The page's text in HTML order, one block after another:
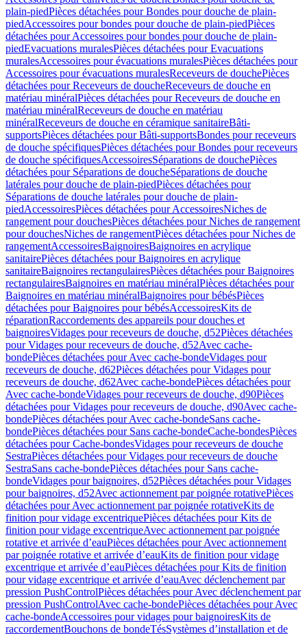
plain-piedPièces détachées pour Bondes pour douche de plain-
piedAccessoires pour bondes pour douche de plain-piedPièces
détachées pour Accessoires pour bondes pour douche de plain-
piedEvacuations muralesPièces détachées pour Evacuations
muralesAccessoires pour évacuations muralesPièces détachées pour
Accessoires pour évacuations muralesReceveurs de douchePièces
détachées pour Receveurs de doucheReceveurs de douche en
matériau minéralPièces détachées pour Receveurs de douche en
matériau minéralReceveurs de douche en matériau
minéralReceveurs de douche en céramique sanitaireBâti-
supportsPièces détachées pour Bâti-supportsBondes pour receveurs
de douche spécifiquesPièces détachées pour Bondes pour receveurs
de douche spécifiquesAccessoiresSéparations de douchePièces
détachées pour Séparations de doucheSéparations de douche
latérales pour douche de plain-piedPièces détachées pour
Séparations de douche latérales pour douche de plain-
piedAccessoiresPièces détachées pour AccessoiresNiches de
rangement pour douchesPièces détachées pour Niches de rangement
pour douchesNiches de rangementPièces détachées pour Niches de
rangementAccessoiresBaignoiresBaignoires en acrylique
sanitairePièces détachées pour Baignoires en acrylique
sanitaireBaignoires rectangulairesPièces détachées pour Baignoires
rectangulairesBaignoires en matériau minéralPièces détachées pour
Baignoires en matériau minéralBaignoires pour bébésPièces
détachées pour Baignoires pour bébésAccessoiresKits de
réparationRaccordements des appareils pour douches et
baignoiresVidages pour receveurs de douche, d52Pièces détachées
pour Vidages pour receveurs de douche, d52Avec cache-
bondePièces détachées pour Avec cache-bondeVidages pour
receveurs de douche, d62Pièces détachées pour Vidages pour
receveurs de douche, d62Avec cache-bondePièces détachées pour
Avec cache-bondeVidages pour receveurs de douche, d90Pièces
détachées pour Vidages pour receveurs de douche, d90Avec cache-
bondePièces détachées pour Avec cache-bondeSans cache-
bondePièces détachées pour Sans cache-bondeCache-bondesPièces
détachées pour Cache-bondesVidages pour receveurs de douche
SestraPièces détachées pour Vidages pour receveurs de douche
SestraSans cache-bondePièces détachées pour Sans cache-
bondeVidages pour baignoires, d52Pièces détachées pour Vidages
pour baignoires, d52Avec actionnement par poignée rotativePièces
détachées pour Avec actionnement par poignée rotativeKits de
finition pour vidage excentriquePièces détachées pour Kits de
finition pour vidage excentriqueAvec actionnement par poignée
rotative et arrivée d’eauPièces détachées pour Avec actionnement
par poignée rotative et arrivée d’eauKits de finition pour vidage
excentrique et arrivée d’eauPièces détachées pour Kits de finition
pour vidage excentrique et arrivée d’eauAvec déclenchement par
pression PushControlPièces détachées pour Avec déclenchement par
pression PushControlAvec cache-bondePièces détachées pour Avec
cache-bondeAccessoires pour vidages pour baignoiresKits de
raccordementBouchons de bondeTésSystèmes d’installation et de